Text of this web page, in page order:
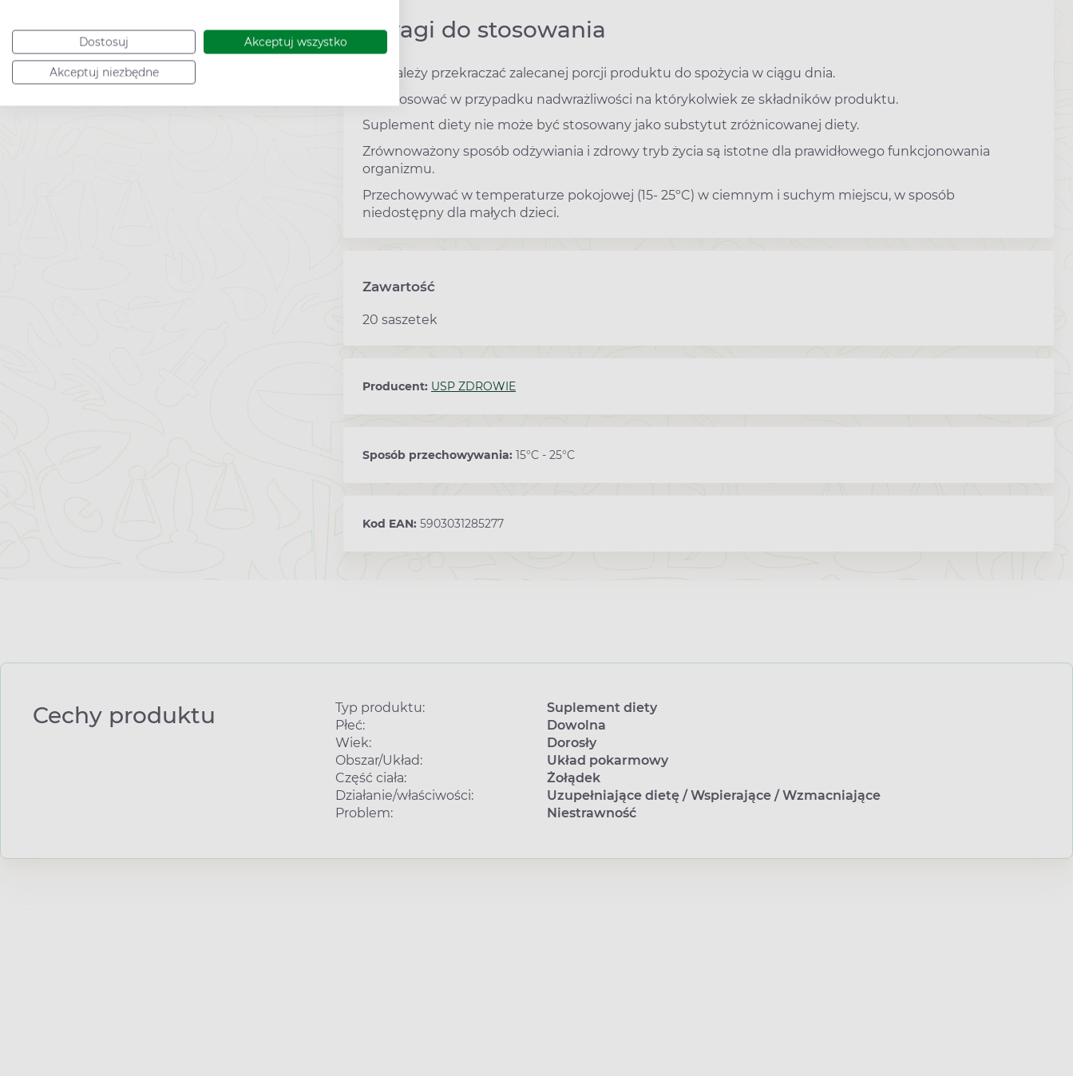
Dostosuj Akceptuj wszystko
Akceptuj niezbędne
Uwagi do stosowania
Nie należy przekraczać zalecanej porcji produktu do spożycia w ciągu dnia.
Nie stosować w przypadku nadwrażliwości na którykolwiek ze składników produktu.
Suplement diety nie może być stosowany jako substytut zróżnicowanej diety.
Zrównoważony sposób odżywiania i zdrowy tryb życia są istotne dla prawidłowego funkcjonowania
organizmu.
Przechowywać w temperaturze pokojowej (15- 25ºC) w ciemnym i suchym miejscu, w sposób
niedostępny dla małych dzieci.
Zawartość
20 saszetek
Producent: USP ZDROWIE
Sposób przechowywania: 15°C - 25°C
Kod EAN: 5903031285277
Cechy produktu Typ produktu:
Suplement diety
Płeć:
Dowolna
Wiek:
Dorosły
Obszar/Układ:
Układ pokarmowy
Część ciała:
Żołądek
Działanie/właściwości:
Uzupełniające dietę/Wspierające/Wzmacniające
Problem:
Niestrawność